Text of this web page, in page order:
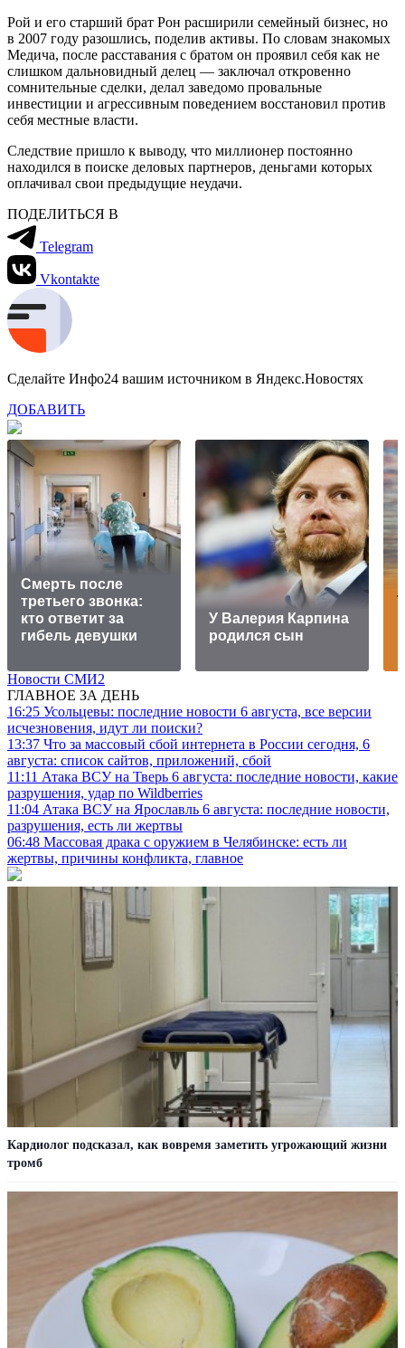
Рой и его старший брат Рон расширили семейный бизнес, но
в 2007 году разошлись, поделив активы. По словам знакомых
Медича, после расставания с братом он проявил себя как не
слишком дальновидный делец — заключал откровенно
сомнительные сделки, делал заведомо провальные
инвестиции и агрессивным поведением восстановил против
себя местные власти.
Следствие пришло к выводу, что миллионер постоянно
находился в поиске деловых партнеров, деньгами которых
оплачивал свои предыдущие неудачи.
ПОДЕЛИТЬСЯ В
Telegram
Vkontakte
Сделайте Инфо24 вашим источником в Яндекс.Новостях
ДОБАВИТЬ
Смерть после
третьего звонка:
кто ответит за
гибель девушки
У Валерия Карпина
родился сын
Новости СМИ2
ГЛАВНОЕ ЗА ДЕНЬ
16:25 Усольцевы: последние новости 6 августа, все версии
исчезновения, идут ли поиски?
13:37 Что за массовый сбой интернета в России сегодня, 6
августа: список сайтов, приложений, сбой
11:11 Атака ВСУ на Тверь 6 августа: последние новости, какие
разрушения, удар по Wildberries
11:04 Атака ВСУ на Ярославль 6 августа: последние новости,
разрушения, есть ли жертвы
06:48 Массовая драка с оружием в Челябинске: есть ли
жертвы, причины конфликта, главное
Кардиолог подсказал, как вовремя заметить угрожающий жизни
тромб